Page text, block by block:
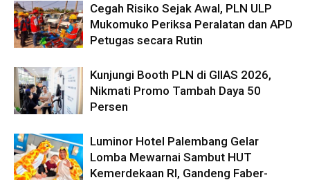
Cegah Risiko Sejak Awal, PLN ULP
Mukomuko Periksa Peralatan dan APD
Petugas secara Rutin
Kunjungi Booth PLN di GIIAS 2026,
Nikmati Promo Tambah Daya 50
Persen
Luminor Hotel Palembang Gelar
Lomba Mewarnai Sambut HUT
Kemerdekaan RI, Gandeng Faber-